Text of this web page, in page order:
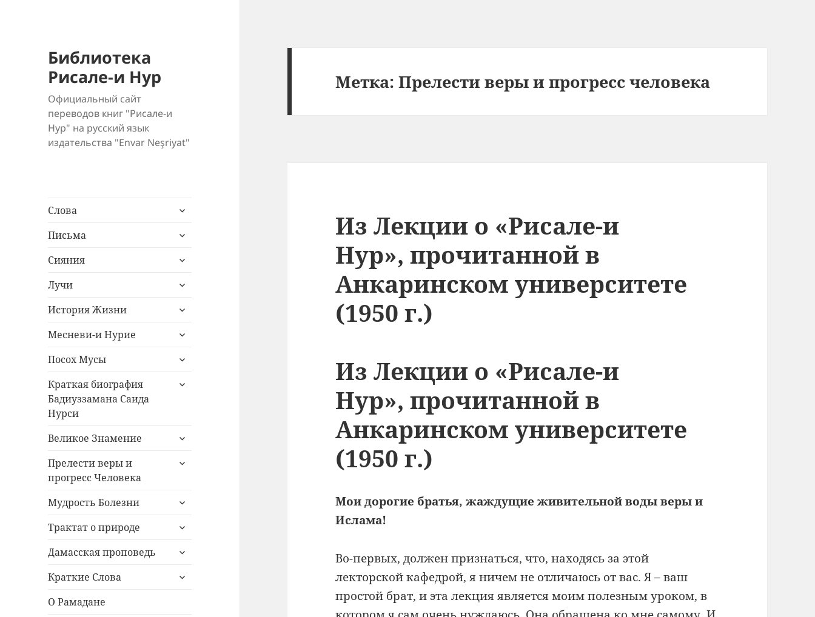
Библиотека
Рисале-и Нур
Официальный сайт
переводов книг "Рисале-и
Нур" на русский язык
издательства "Envar Neşriyat"
Слова
раскрыть
меню
Письма
раскрыть
меню
Сияния
раскрыть
меню
Лучи
раскрыть
меню
История Жизни
раскрыть
меню
Месневи-и Нурие
раскрыть
меню
Посох Мусы
раскрыть
меню
Краткая биография
Бадиуззамана Саида
Нурси
раскрыть
Великое Знамение
раскрыть
меню
Прелести веры и
прогресс Человека
раскрыть
Мудрость Болезни
раскрыть
меню
Трактат о природе
раскрыть
меню
Дамасская проповедь
раскрыть
меню
Краткие Слова
раскрыть
О Рамадане
Метка:Прелести веры и прогресс человека
Из Лекции о «Рисале-и
Нур», прочитанной в
Анкаринском университете
(1950 г.)
Из Лекции о «Рисале-и
Нур», прочитанной в
Анкаринском университете
(1950 г.)
Мои дорогие братья, жаждущие живительной воды веры и
Ислама!
Во-первых, должен признаться, что, находясь за этой
лекторской кафедрой, я ничем не отличаюсь от вас. Я – ваш
простой брат, и эта лекция является моим полезным уроком, в